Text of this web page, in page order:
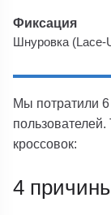
Фиксация
Шнуровка (Lace-
Мы потратили 6
кроссовок:
4